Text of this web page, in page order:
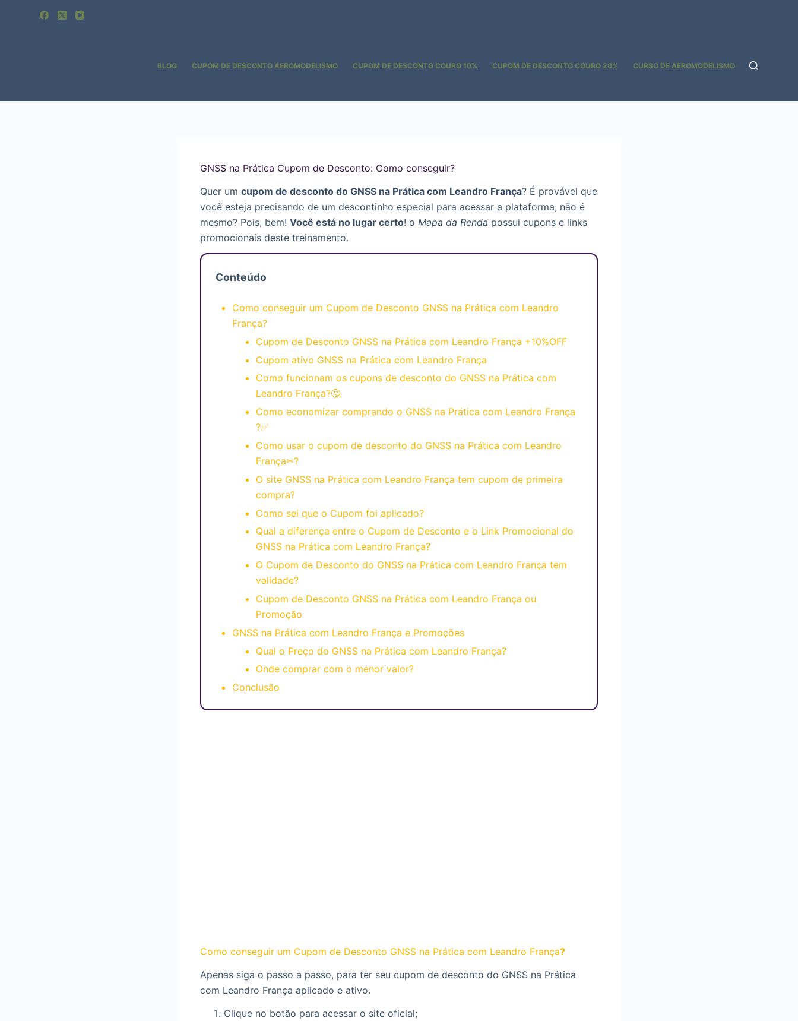
BLOG CUPOM DE DESCONTO AEROMODELISMO CUPOM DE DESCONTO COURO 10% CUPOM DE DESCONTO COURO 20% CURSO DE AEROMODELISMO GOOGLE ADS
GNSS na Prática Cupom de Desconto: Como conseguir?
Quer um cupom de desconto do GNSS na Prática com Leandro França? É provável que
você esteja precisando de um descontinho especial para acessar a plataforma, não é
mesmo? Pois, bem! Você está no lugar certo! o Mapa da Renda possui cupons e links
promocionais deste treinamento.
Conteúdo
Como conseguir um Cupom de Desconto GNSS na Prática com Leandro
França?
Cupom de Desconto GNSS na Prática com Leandro França +10%OFF
Cupom ativo GNSS na Prática com Leandro França
Como funcionam os cupons de desconto do GNSS na Prática com
Leandro França?🤔
Como economizar comprando o GNSS na Prática com Leandro França
?✅
Como usar o cupom de desconto do GNSS na Prática com Leandro
França✂?
O site GNSS na Prática com Leandro França tem cupom de primeira
compra?
Como sei que o Cupom foi aplicado?
Qual a diferença entre o Cupom de Desconto e o Link Promocional do
GNSS na Prática com Leandro França?
O Cupom de Desconto do GNSS na Prática com Leandro França tem
validade?
Cupom de Desconto GNSS na Prática com Leandro França ou
Promoção
GNSS na Prática com Leandro França e Promoções
Qual o Preço do GNSS na Prática com Leandro França?
Onde comprar com o menor valor?
Conclusão
Como conseguir um Cupom de Desconto GNSS na Prática com Leandro França?
Apenas siga o passo a passo, para ter seu cupom de desconto do GNSS na Prática
com Leandro França aplicado e ativo.
Clique no botão para acessar o site oficial;